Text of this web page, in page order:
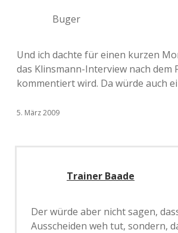
Buger
Und ich dachte für einen kurzen
das Klinsmann-Interview nach dem
kommentiert wird. Da würde auch
5. März 2009
Trainer Baade
Der würde aber nicht sagen,
Ausscheiden weh tut, sondern,